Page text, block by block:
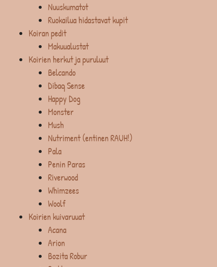
Nuuskumatot
Ruokailua hidastavat kupit
Koiran pedit
Makuualustat
Koirien herkut ja puruluut
Belcando
Dibaq Sense
Happy Dog
Monster
Mush
Nutriment (entinen RAUH!)
Pala
Penin Paras
Riverwood
Whimzees
Woolf
Koirien kuivaruuat
Acana
Arion
Bozita Robur